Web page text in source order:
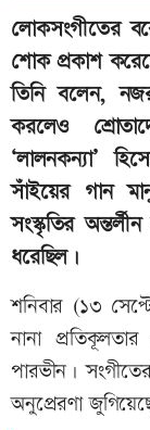
লোকসংগীতের
শোক প্রকাশ
তিনি বলেন,
করলেও
‘লালনকন্যা’
সাঁইয়ের গান
সংস্কৃতির
ধরেছিল।
শনিবার (১৩
নানা
পারভীন।
অনুপ্রেরণা